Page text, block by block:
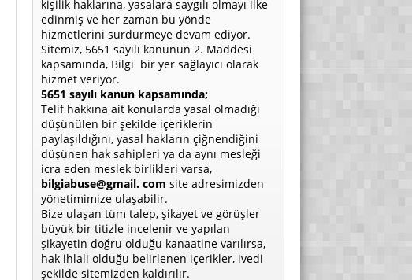
kişilik haklarına, yasalara saygılı olmayı ilke
edinmiş ve her zaman bu yönde
hizmetlerini sürdürmeye devam ediyor.
Sitemiz, 5651 sayılı kanunun 2. Maddesi
kapsamında, Bilgi bir yer sağlayıcı olarak
hizmet veriyor.
5651 sayılı kanun kapsamında;
Telif hakkına ait konularda yasal olmadığı
düşünülen bir şekilde içeriklerin
paylaşıldığını, yasal hakların çiğnendiğini
düşünen hak sahipleri ya da aynı mesleği
icra eden meslek birlikleri varsa,
bilgiabuse@gmail. com site adresimizden
yönetimimize ulaşabilir.
Bize ulaşan tüm talep, şikayet ve görüşler
büyük bir titizle incelenir ve yapılan
şikayetin doğru olduğu kanaatine varılırsa,
hak ihlali olduğu belirlenen içerikler, ivedi
şekilde sitemizden kaldırılır.